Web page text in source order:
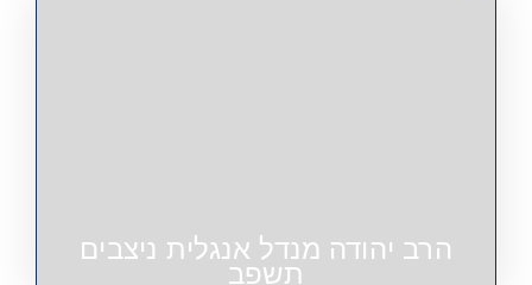
הרב יהודה מנדל אנגלית ניצבים
תשפב